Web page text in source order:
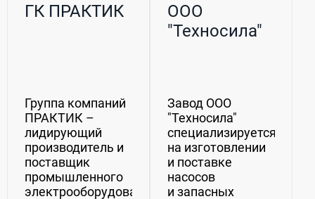
ГК ПРАКТИК
Группа компаний
ПРАКТИК –
лидирующий
производитель и
поставщик
промышленного
электрооборудования
ООО
"Техносила"
Завод ООО
"Техносила"
специализируется
на изготовлении
и поставке
насосов
и запасных